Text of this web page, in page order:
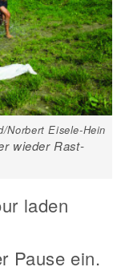
Norbert Eisele-Hein
wieder Rast-
laden
Pause ein.